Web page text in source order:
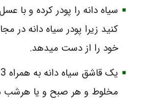
سیاه دانه را پودر کرده و با
کنید زیرا پودر سیاه دانه در
خود را از دست میدهد.
مخلوط و هر صبح و یا